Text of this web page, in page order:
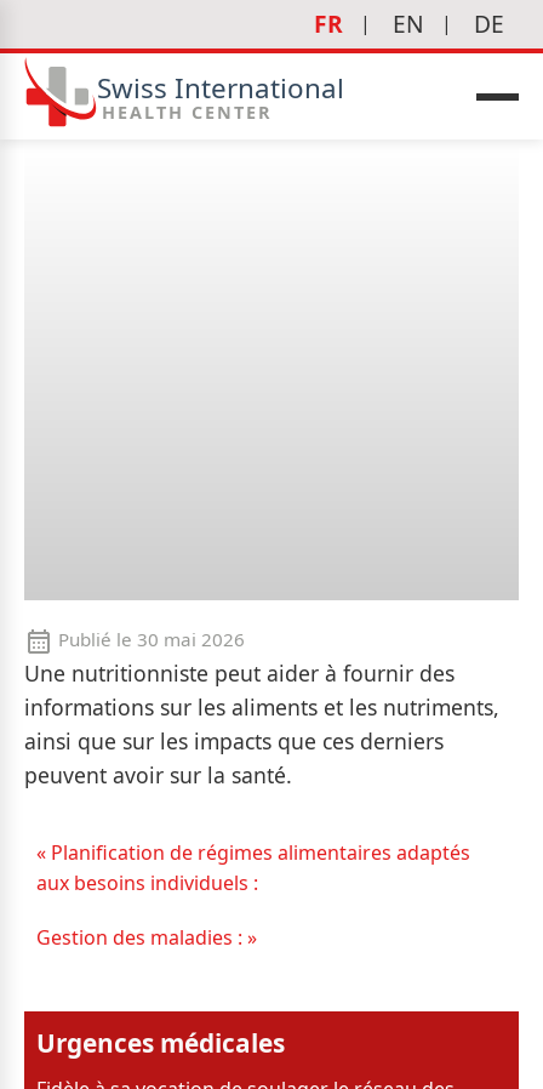
FR EN DE
Swiss International
HEALTH CENTER
Publié le 30 mai 2026
Une nutritionniste peut aider à fournir des
informations sur les aliments et les nutriments,
ainsi que sur les impacts que ces derniers
peuvent avoir sur la santé.
« Planification de régimes alimentaires adaptés
aux besoins individuels :
Gestion des maladies : »
Urgences médicales